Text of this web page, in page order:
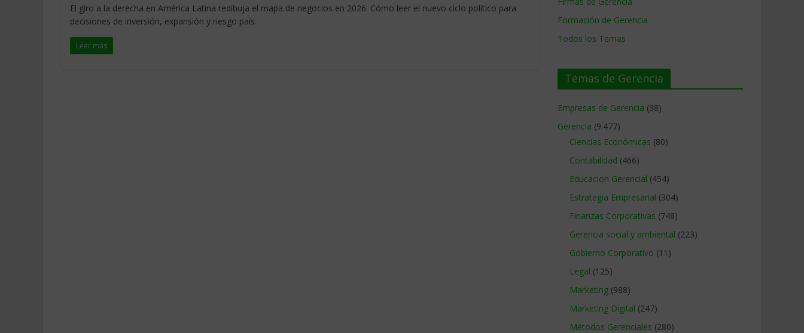
El giro a la derecha en América Latina redibuja el mapa de negocios en 2026. Cómo leer el nuevo ciclo político para
decisiones de inversión, expansión y riesgo país.
Leer más
Formación de Gerencia
Todos los Temas
Temas de Gerencia
Empresas de Gerencia (38)
Gerencia (9.477)
Ciencias Económicas (80)
Contabilidad (466)
Educacion Gerencial (454)
Estrategia Empresarial (304)
Finanzas Corporativas (748)
Gerencia social y ambiental (223)
Gobierno Corporativo (11)
Legal (125)
Marketing (988)
Marketing Digital (247)
Métodos Gerenciales (280)